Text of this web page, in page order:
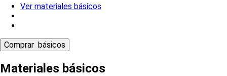
Ver materiales básicos
Materiales básicos